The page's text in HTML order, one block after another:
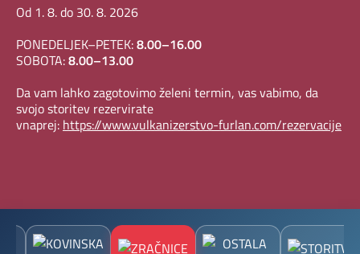
Od 1. 8. do 30. 8. 2026
PONEDELJEK–PETEK:8.00–16.00
SOBOTA:8.00–13.00
Da vam lahko zagotovimo želeni termin, vas vabimo, da
svojo storitev rezervirate
vnaprej: https://www.vulkanizerstvo-furlan.com/rezervacije